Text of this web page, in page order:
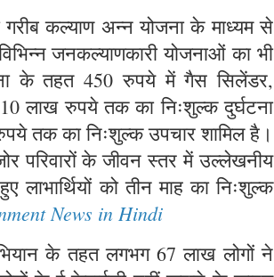
गरीब कल्याण अन्न योजना के माध्यम से
जनकल्याणकारी योजनाओं का भी
के तहत 450 रुपये में गैस सिलेंडर,
10 लाख रुपये तक का निःशुल्क दुर्घटना
तक का निःशुल्क उपचार शामिल है।
परिवारों के जीवन स्तर में उल्लेखनीय
को तीन माह का निःशुल्क
News in Hindi
के तहत लगभग 67 लाख लोगों ने